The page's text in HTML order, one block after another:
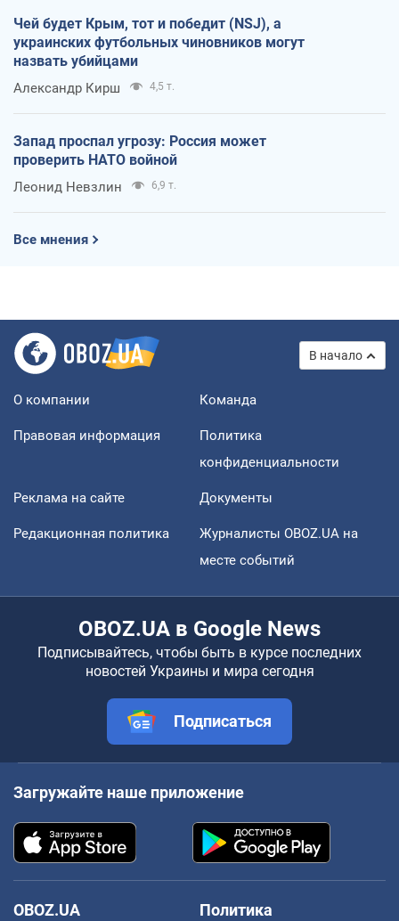
Чей будет Крым, тот и победит (NSJ), а
украинских футбольных чиновников могут
назвать убийцами
Александр Кирш 4,5 т.
Запад проспал угрозу: Россия может
проверить НАТО войной
Леонид Невзлин 6,9 т.
Все мнения
В начало
О компании Команда
Правовая информация
Политика
конфиденциальности
Реклама на сайте Документы
Редакционная политика
Журналисты OBOZ.UA на
месте событий
OBOZ.UA в Google News
Подписывайтесь, чтобы быть в курсе последних
новостей Украины и мира сегодня
Подписаться
Загружайте наше приложение
OBOZ.UA
Политика